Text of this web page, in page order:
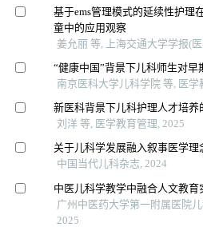
基于ems管理模式的延续性护理
童中的应用观察
姜允丽 等, 上海交通大学学报(
“健康中国”背景下儿科师生对
南京医科大学儿科学院 等, 医学
新医科背景下儿科护理人才培
刘洋 等, 医学教育管理, 2025
关于儿科学发展融入叙事医学理
中国当代儿科杂志, 2024
中医儿科学教学中融合人文教育
广州中医药大学第一附属医院
2025